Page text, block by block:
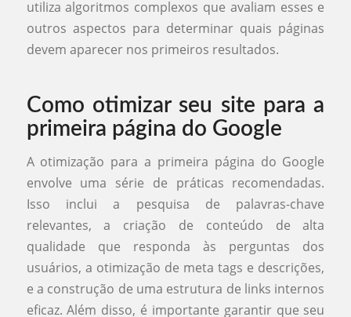
utiliza algoritmos complexos que avaliam esses e
outros aspectos para determinar quais páginas
devem aparecer nos primeiros resultados.
Como otimizar seu site para a
primeira página do Google
A otimização para a primeira página do Google
envolve uma série de práticas recomendadas.
Isso inclui a pesquisa de palavras-chave
relevantes, a criação de conteúdo de alta
qualidade que responda às perguntas dos
usuários, a otimização de meta tags e descrições,
e a construção de uma estrutura de links internos
eficaz. Além disso, é importante garantir que seu